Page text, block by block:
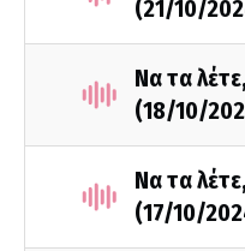
(21/10/
Να τα
(18/10/
Να τα
(17/10/